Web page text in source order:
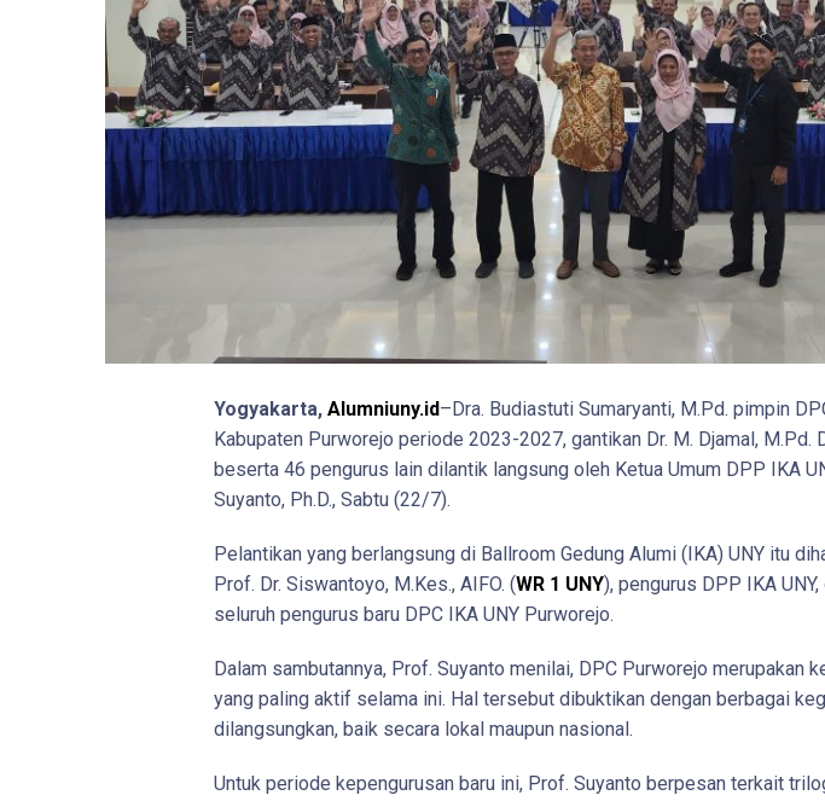
Yogyakarta, Alumniuny.id–Dra. Budiastuti Sumaryanti, M.Pd. pimpin
Kabupaten Purworejo periode 2023-2027, gantikan Dr. M. Djamal, M.Pd.
beserta 46 pengurus lain dilantik langsung oleh Ketua Umum DPP IKA
Suyanto, Ph.D., Sabtu (22/7).
Pelantikan yang berlangsung di Ballroom Gedung Alumi (IKA) UNY itu
Prof. Dr. Siswantoyo, M.Kes., AIFO. (WR 1 UNY), pengurus DPP IKA
seluruh pengurus baru DPC IKA UNY Purworejo.
Dalam sambutannya, Prof. Suyanto menilai, DPC Purworejo merupakan
yang paling aktif selama ini. Hal tersebut dibuktikan dengan berbagai
dilangsungkan, baik secara lokal maupun nasional.
Untuk periode kepengurusan baru ini, Prof. Suyanto berpesan terkait